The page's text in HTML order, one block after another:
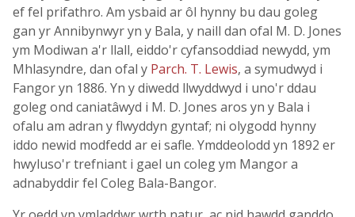
ef fel prifathro. Am ysbaid ar ôl hynny bu dau goleg
gan yr Annibynwyr yn y Bala, y naill dan ofal M. D. Jones
ym Modiwan a'r llall, eiddo'r cyfansoddiad newydd, ym
Mhlasyndre, dan ofal y Parch. T. Lewis, a symudwyd i
Fangor yn 1886. Yn y diwedd llwyddwyd i uno'r ddau
goleg ond caniatâwyd i M. D. Jones aros yn y Bala i
ofalu am adran y flwyddyn gyntaf; ni olygodd hynny
iddo newid modfedd ar ei safle. Ymddeolodd yn 1892 er
hwyluso'r trefniant i gael un coleg ym Mangor a
adnabyddir fel Coleg Bala-Bangor.